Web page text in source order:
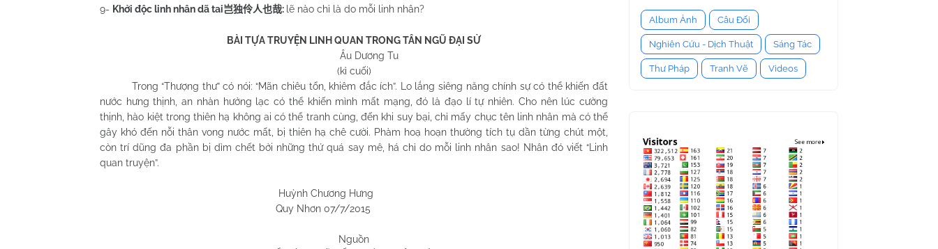
9- Khởi độc linh nhân dã tai岂独伶人也哉: lẽ nào chỉ là do mỗi linh nhân?
BÀI TỰA TRUYỆN LINH QUAN TRONG TÂN NGŨ ĐẠI SỬ
Âu Dương Tu
(kì cuối)
Trong “Thượng thư” có nói: “Mãn chiêu tổn, khiêm đắc ích”. Lo lắng siêng năng chính sự có thể khiến đất
nước hưng thịnh, an nhàn hưởng lạc có thể khiến mình mất mạng, đó là đạo lí tự nhiên. Cho nên lúc cường
thịnh, hào kiệt trong thiên hạ không ai có thể tranh cùng, đến khi suy bại, chỉ mấy chục tên linh nhân mà có thể
gây khó đến nỗi thân vong nước mất, bị thiên hạ chê cười. Phàm hoạ hoạn thường tích tụ dần từng chút một,
còn trí dũng đa phần bị dìm chết bởi những thứ quá say mê, há chỉ do mỗi linh nhân sao! Nhân đó viết “Linh
quan truyện”.
Huỳnh Chương Hưng
Quy Nhơn 07/7/2015
Nguồn
Album Ảnh Câu Đối
Nghiên Cứu - Dịch Thuật Sáng Tác
Thư Pháp Tranh Vẽ Videos